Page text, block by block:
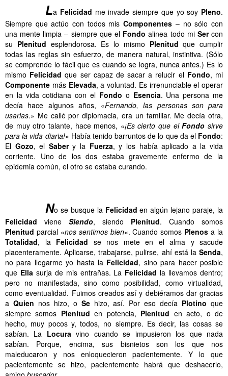
La Felicidad me invade siempre que yo soy Pleno.
Siempre que actúo con todos misComponentes – no sólo con
una mente limpia – siempre que el Fondo alinea todo mi Sercon
su Plenitud esplendorosa. Es lo mismo Plenitud que cumplir
todas las reglas sin esfuerzo, de manera natural, instintiva. (Sólo
se comprende lo fácil que es cuando se logra, nunca antes.) Es lo
mismo Felicidad que ser capaz de sacar a relucir el Fondo, mi
Componente más Elevada, a voluntad. Es irrenunciable el operar
en la vida cotidiana con el Fondo o Esencia. Una persona me
decía hace algunos años, «Fernando, las personas son para
usarlas.» Me callé por diplomacia, era un familiar. Me decía otra,
de muy otro talante, hace menos, «¡Es cierto que elFondo sirve
para la vida diaria!» Había tenido barruntos de lo que da el Fondo:
El Gozo, el Sabery la Fuerza, y los había aplicado a la vida
corriente. Uno de los dos estaba gravemente enfermo de la
epidemia común, el otro se estaba curando.
No se busque la Felicidad en algún lejano paraje, la
Felicidad viene Siendo, siendo Plenitud. Cuando somos
Plenitud parcial «nos sentimos bien«. Cuando somos Plenos a la
Totalidad, la Felicidad se nos mete en el alma y sacude
placenteramente. Aplicarse, trabajarse, pulirse, ahí está la Senda,
no para llegarme yo hasta la Felicidad, sino para hacer posible
que Ella surja de mis entrañas. La Felicidad la llevamos dentro;
pero no manifestada, sino como posibilidad, como virtualidad,
como eventualidad. Fuimos creados así y debiéramos dar gracias
a Quien nos hizo, o Sehizo, así. Por eso decía Plotino que
siempre somos Plenitud en potencia, Plenitud en acto, o de
hecho, muy pocos y, todos, no siempre. Es decir, las cosas se
sabían. La Locura vino cuando se impusieron los que nada
sabían. Porque, encima, sus bisnietos son los que nos
maleducaron y nos enloquecieron pacientemente. Y lo que
pacientemente se hizo, pacientemente habrá que deshacerlo,